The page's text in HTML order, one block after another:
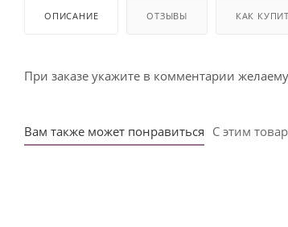
ОПИСАНИЕ ОТЗЫВЫ КАК
При заказе укажите в комментарии
Вам также может понравиться С этим